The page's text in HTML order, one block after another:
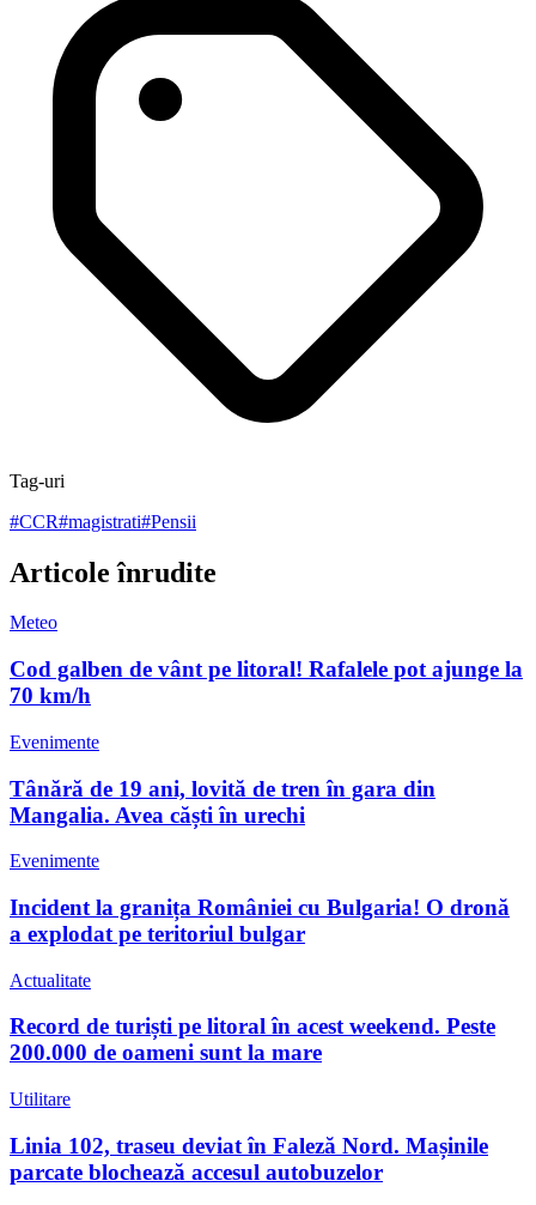
Tag-uri
#CCR#magistrati#Pensii
Articole înrudite
Meteo
Cod galben de vânt pe litoral! Rafalele pot ajunge la
70 km/h
Evenimente
Tânără de 19 ani, lovită de tren în gara din
Mangalia. Avea căști în urechi
Evenimente
Incident la granița României cu Bulgaria! O dronă
a explodat pe teritoriul bulgar
Actualitate
Record de turiști pe litoral în acest weekend. Peste
200.000 de oameni sunt la mare
Utilitare
Linia 102, traseu deviat în Faleză Nord. Mașinile
parcate blochează accesul autobuzelor